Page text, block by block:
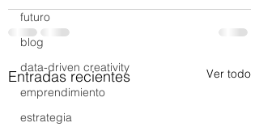
futuro
blog
data-driven creativity
emprendimiento
estrategia
Entradas recientes Ver todo